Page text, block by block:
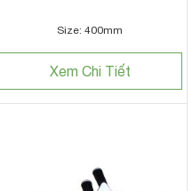
Size: 400mm
Xem Chi Tiết